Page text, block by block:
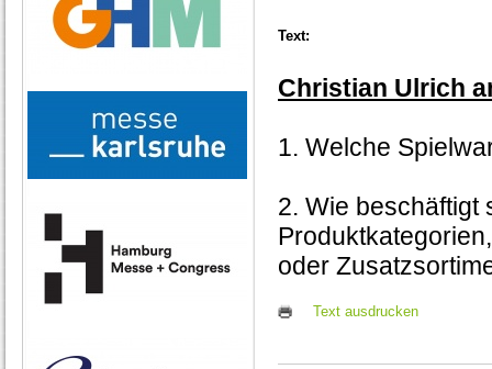
Text:
Christian Ulrich
1. Welche
2. Wie beschäftigt
oder
Text ausdrucken